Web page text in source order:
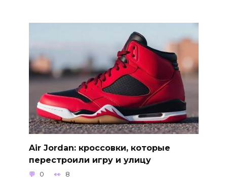
Air Jordan: кроссовки, которые
перестроили игру и улицу
0 8